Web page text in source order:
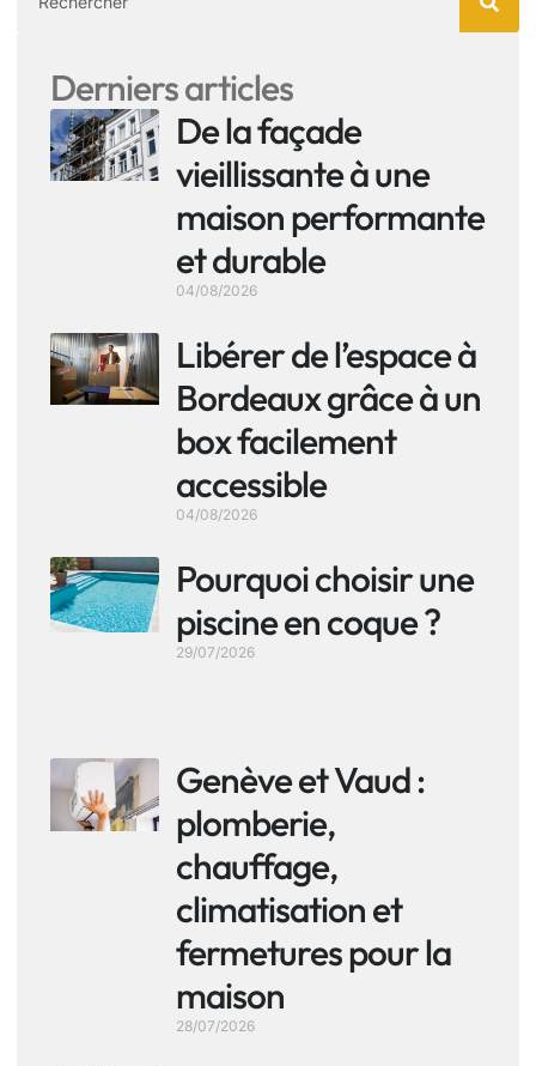
Derniers articles
De la façade
vieillissante à une
maison performante
et durable
04/08/2026
Libérer de l’espace à
Bordeaux grâce à un
box facilement
accessible
04/08/2026
Pourquoi choisir une
piscine en coque ?
29/07/2026
Genève et Vaud :
plomberie,
chauffage,
climatisation et
fermetures pour la
maison
28/07/2026